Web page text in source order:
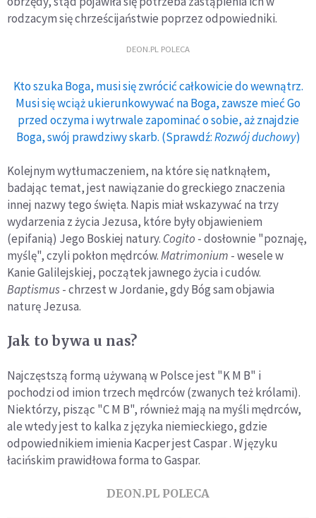
rodzacym się chrześcijaństwie poprzez odpowiedniki.
DEON.PL POLECA
Kto szuka Boga, musi się zwrócić całkowicie do wewnątrz.
Musi się wciąż ukierunkowywać na Boga, zawsze mieć Go
przed oczyma i wytrwale zapominać o sobie, aż znajdzie
Boga, swój prawdziwy skarb. (Sprawdź:Rozwój duchowy)
Kolejnym wytłumaczeniem, na które się natknąłem,
badając temat, jest nawiązanie do greckiego znaczenia
innej nazwy tego święta. Napis miał wskazywać na trzy
wydarzenia z życia Jezusa, które były objawieniem
(epifanią) Jego Boskiej natury. Cogito - dosłownie "poznaję,
myślę", czyli pokłon mędrców.Matrimonium - wesele w
Kanie Galilejskiej, początek jawnego życia i cudów.
Baptismus- chrzest w Jordanie, gdy Bóg sam objawia
naturę Jezusa.
Jak to bywa u nas?
Najczęstszą formą używaną w Polsce jest "K M B" i
pochodzi od imion trzech mędrców (zwanych też królami).
Niektórzy, pisząc "C M B", również mają na myśli mędrców,
ale wtedy jest to kalka z języka niemieckiego, gdzie
odpowiednikiem imienia Kacper jest Caspar . W języku
łacińskim prawidłowa forma to Gaspar.
DEON.PL POLECA